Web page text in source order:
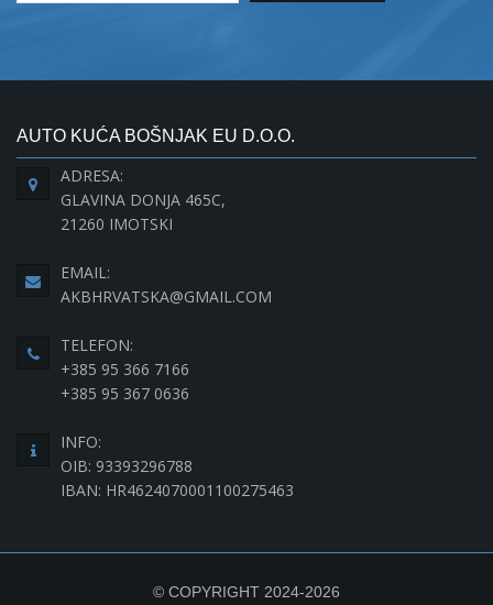
AUTO KUĆA BOŠNJAK EU D.O.O.
ADRESA:
GLAVINA DONJA 465C,
21260 IMOTSKI
EMAIL:
AKBHRVATSKA@GMAIL.COM
TELEFON:
+385 95 366 7166
+385 95 367 0636
INFO:
OIB: 93393296788
IBAN: HR4624070001100275463
© COPYRIGHT 2024-2026